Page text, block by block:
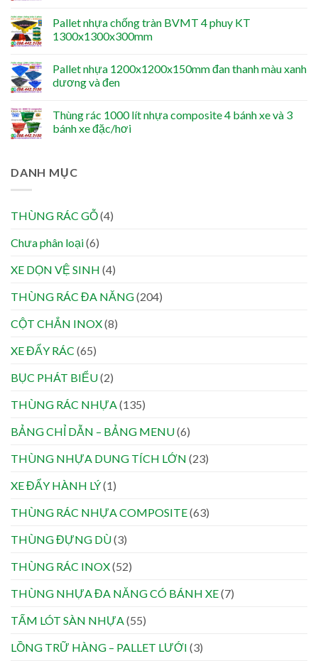
Pallet nhựa chống tràn BVMT 4 phuy KT
1300x1300x300mm
Pallet nhựa 1200x1200x150mm đan thanh màu xanh
dương và đen
Thùng rác 1000 lít nhựa composite 4 bánh xe và 3
bánh xe đặc/hơi
DANH MỤC
THÙNG RÁC GỖ(4)
Chưa phân loại(6)
XE DỌN VỆ SINH (4)
THÙNG RÁC ĐA NĂNG(204)
CỘT CHẮN INOX(8)
XE ĐẨY RÁC (65)
BỤC PHÁT BIỂU(2)
THÙNG RÁC NHỰA (135)
BẢNG CHỈ DẪN – BẢNG MENU(6)
THÙNG NHỰA DUNG TÍCH LỚN (23)
XE ĐẨY HÀNH LÝ(1)
THÙNG RÁC NHỰA COMPOSITE(63)
THÙNG ĐỰNG DÙ(3)
THÙNG RÁC INOX(52)
THÙNG NHỰA ĐA NĂNG CÓ BÁNH XE(7)
TẤM LÓT SÀN NHỰA (55)
LỒNG TRỮ HÀNG – PALLET LƯỚI (3)